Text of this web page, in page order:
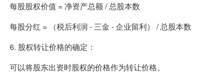
每股股权价值 = 净资产总额 / 总股本数
每股分红 = （税后利润 - 三金 - 企业留利） / 总股本数
6. 股权转让价格的确定：
可以将股东出资时股权的价格作为转让价格。